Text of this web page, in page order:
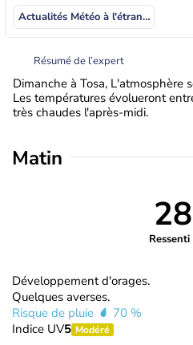
Actualités Météo à l'étranger
Résumé de l’expert
Dimanche à Tosa, L'atmosphère
Les températures évolueront
très chaudes l'après-midi.
Matin
Ressenti
Développement d'orages.
Quelques averses.
Risque de pluie
70 %
Indice UV5 Modéré